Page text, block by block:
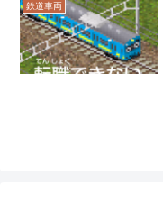
鉄道車両